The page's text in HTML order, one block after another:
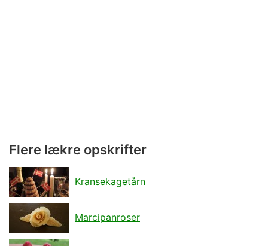
Flere lækre opskrifter
Kransekagetårn
Marcipanroser